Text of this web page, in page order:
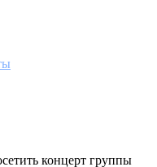
концерт группы